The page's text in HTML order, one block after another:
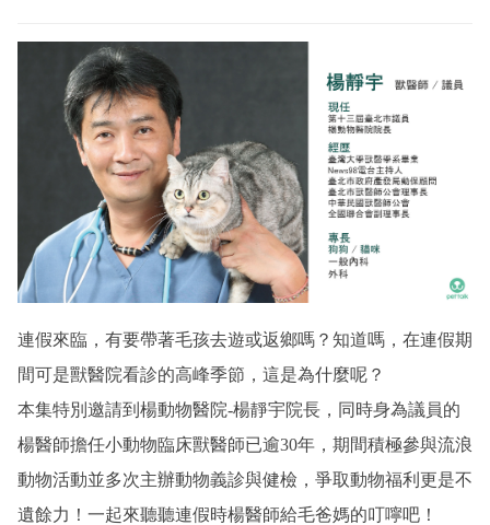
連假來臨，有要帶著毛孩去遊或返鄉嗎？知道嗎，在連假期
間可是獸醫院看診的高峰季節，這是為什麼呢？
本集特別邀請到 楊動物醫院-楊靜宇院長，同時身為議員的
楊醫師擔任小動物臨床獸醫師已逾30年，期間積極參與流浪
動物活動並多次主辦動物義診與健檢，爭取動物福利更是不
遺餘力！一起來聽聽連假時楊醫師給毛爸媽的叮嚀吧！